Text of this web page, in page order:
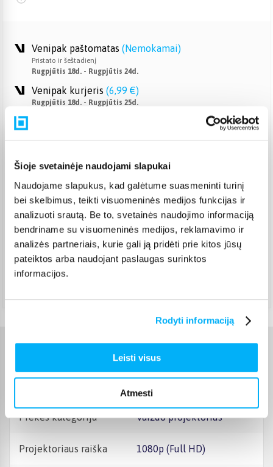
Šioje svetainėje naudojami slapukai
Naudojame slapukus, kad galėtume suasmeninti turinį
bei skelbimus, teikti visuomeninės medijos funkcijas ir
analizuoti srautą. Be to, svetainės naudojimo informaciją
bendriname su visuomeninės medijos, reklamavimo ir
analizės partneriais, kurie gali ją pridėti prie kitos jūsų
pateiktos arba naudojant paslaugas surinktos
informacijos.
Rodyti informaciją
Leisti visus
Atmesti
Venipak paštomatas (Nemokamai)
Pristato ir šeštadienį
Rugpjūtis 18d. - Rugpjūtis 24d.
Venipak kurjeris (6,99 €)
Rugpjūtis 18d. - Rugpjūtis 25d.
Smartposti paštomatas (2,19 €)
Rugpjūtis 18d. - Rugpjūtis 24d.
DPD kurjeris (7,99 €)
Rugpjūtis 18d. - Rugpjūtis 25d.
DPD paštomatas (3,99 €)
Pristato ir šeštadienį
Rugpjūtis 18d. - Rugpjūtis 24d.
Atsiėmimas Veiverių g. 171, Kaunas
Prekės kategorija Vaizdo projektorius
Projektoriaus raiška 1080p (Full HD)